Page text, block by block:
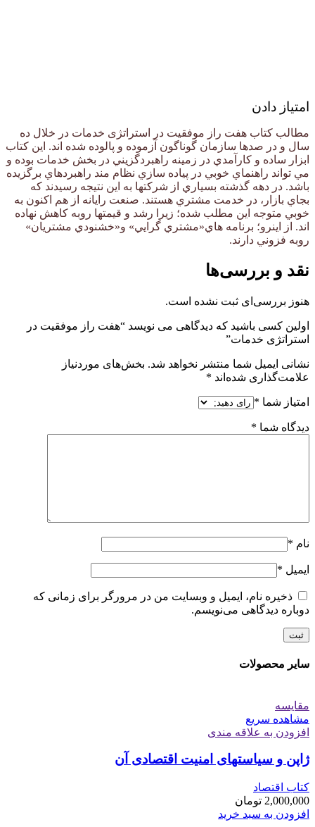
امتیاز دادن
مطالب كتاب هفت راز موفقیت در استراتژی خدمات در خلال ده
سال و در صدها سازمان گوناگون آزموده و پالوده شده اند. اين كتاب
ابزار ساده و كارآمدي در زمينه راهبردگزيني در بخش خدمات بوده و
مي تواند راهنماي خوبي در پياده سازي نظام مند راهبردهاي برگزيده
باشد. در دهه گذشته بسياري از شركتها به اين نتيجه رسيدند كه
بجاي بازار، در خدمت مشتري هستند. صنعت رايانه از هم اكنون به
خوبي متوجه اين مطلب شده؛ زيرا رشد و قيمتها روبه كاهش نهاده
اند. از اينرو؛ برنامه هاي«مشتري گرايي» و«خشنودي مشتريان»
روبه فزوني دارند.
نقد و بررسی‌ها
هنوز بررسی‌ای ثبت نشده است.
اولین کسی باشید که دیدگاهی می نویسد “هفت راز موفقیت در
استراتژی خدمات”
نشانی ایمیل شما منتشر نخواهد شد. بخش‌های موردنیاز
علامت‌گذاری شده‌اند *
امتیاز شما *
دیدگاه شما *
نام *
ایمیل *
ذخیره نام، ایمیل و وبسایت من در مرورگر برای زمانی که
دوباره دیدگاهی می‌نویسم.
سایر محصولات
مقایسه
مشاهده سریع
افزودن به علاقه مندی
ژاپن و سیاستهای امنیت اقتصادی آن
کتاب اقتصاد
2,000,000 تومان
افزودن به سبد خرید